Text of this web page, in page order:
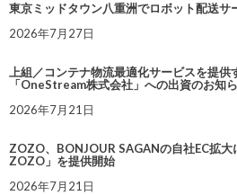
東京ミッドタウン八重洲でロボット配送サ
2026年7月27日
上組／コンテナ物流最適化サービスを提
「OneStream株式会社」への出資のお知
2026年7月21日
ZOZO、BONJOUR SAGANの自社EC拡
ZOZO」を提供開始
2026年7月21日